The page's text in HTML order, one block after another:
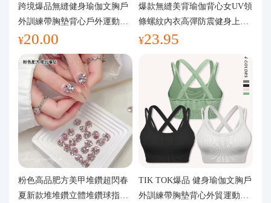
代購問答
關於我們
跨境爆品無縫健身瑜伽文胸戶
外訓練帶胸墊背心戶外運動瑜
伽服女
¥20.00
爆款無縫美背瑜伽背心女UV領
條螺紋內衣高彈防震健身上裝
運動文胸
¥23.95
粉色高品肥方美甲堆鑽超閃春
夏新款堆堆鑽立體堆鑽球指甲
TIK TOK爆品 健身瑜伽文胸戶
外訓練帶胸墊背心外貿運動瑜